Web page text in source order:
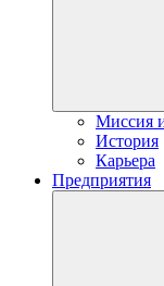
Миссия
История
Карьера
Предприятия